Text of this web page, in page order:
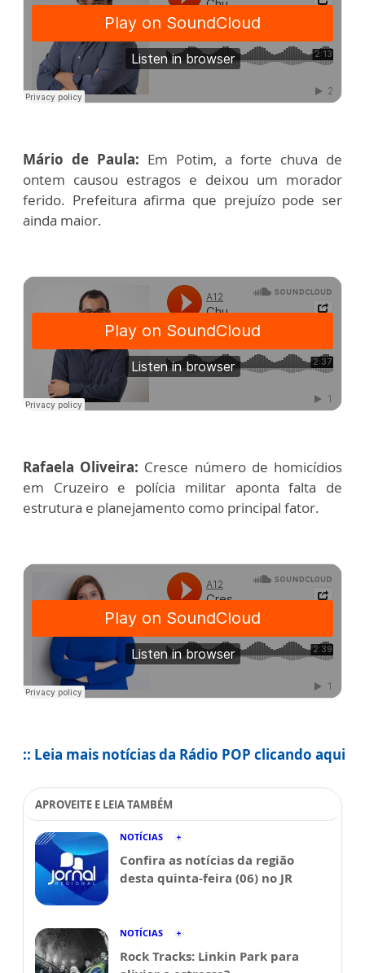
Mário de Paula: Em Potim, a forte chuva de
ontem causou estragos e deixou um morador
ferido. Prefeitura afirma que prejuízo pode ser
ainda maior.
Rafaela Oliveira: Cresce número de homicídios
em Cruzeiro e polícia militar aponta falta de
estrutura e planejamento como principal fator.
:: Leia mais notícias da Rádio POP clicando aqui
APROVEITE E LEIA TAMBÉM
NOTÍCIAS
Confira as notícias da região
desta quinta-feira (06) no JR
NOTÍCIAS
Rock Tracks: Linkin Park para